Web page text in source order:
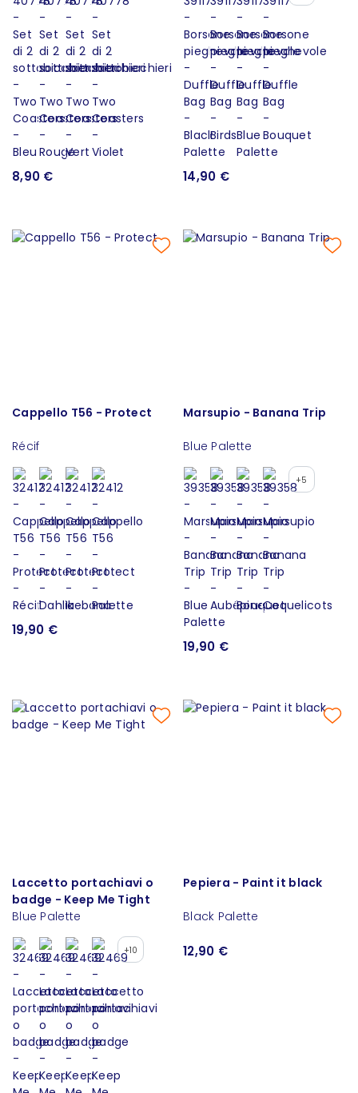
8,90 € 14,90 €
Cappello T56 - Protect
Récif
19,90 €
Marsupio - Banana Trip
Blue Palette
+5
19,90 €
Laccetto portachiavi o
badge - Keep Me Tight
Blue Palette
+10
Pepiera - Paint it black
Black Palette
12,90 €